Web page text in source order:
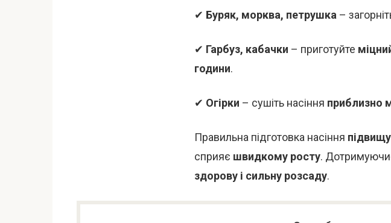
✔ Буряк, морква, петрушка –
✔ Гарбуз, кабачки – приготуйте
години.
✔ Огірки – сушіть насіння приблизно
Правильна підготовка насіння
сприяє швидкому росту.
здорову і сильну розсаду.